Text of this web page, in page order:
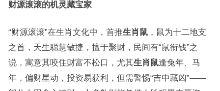
财源滚滚的机灵藏宝家
“财源滚滚”在生肖文化中，首推生肖鼠，鼠为十二地支
之首，天生聪慧敏捷，擅于聚财，民间有“鼠衔钱”之
说，寓意其咬住财富不松口，尤其生肖鼠逢兔年、马
年，偏财星动，投资易获利，但需警惕“吉中藏凶”——